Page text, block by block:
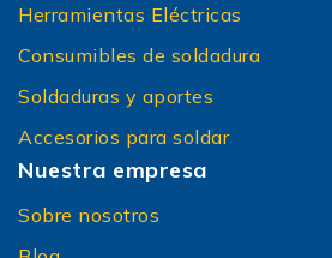
Herramientas Eléctricas
Consumibles de soldadura
Soldaduras y aportes
Accesorios para soldar
Nuestra empresa
Sobre nosotros